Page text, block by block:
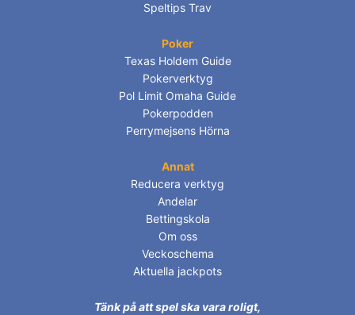
Speltips Trav
Poker
Texas Holdem Guide
Pokerverktyg
Pol Limit Omaha Guide
Pokerpodden
Perrymejsens Hörna
Annat
Reducera verktyg
Andelar
Bettingskola
Om oss
Veckoschema
Aktuella jackpots
Tänk på att spel ska vara roligt,